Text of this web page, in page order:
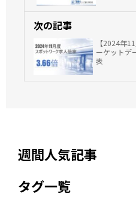
次の記事
【2024年
ーケットデ
表
週間人気記事
タグ一覧